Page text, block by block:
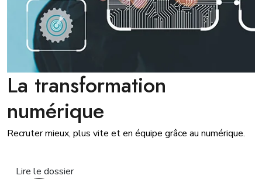
La transformation
numérique
Recruter mieux, plus vite et en équipe grâce au numérique.
Lire le dossier